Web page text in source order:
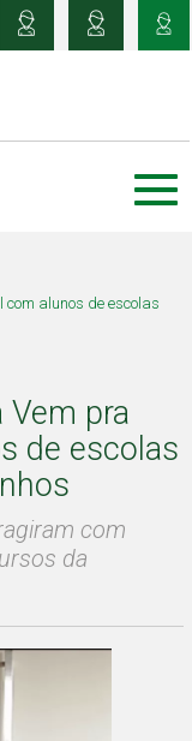
alunos de escolas
Vem pra
de escolas
com
da